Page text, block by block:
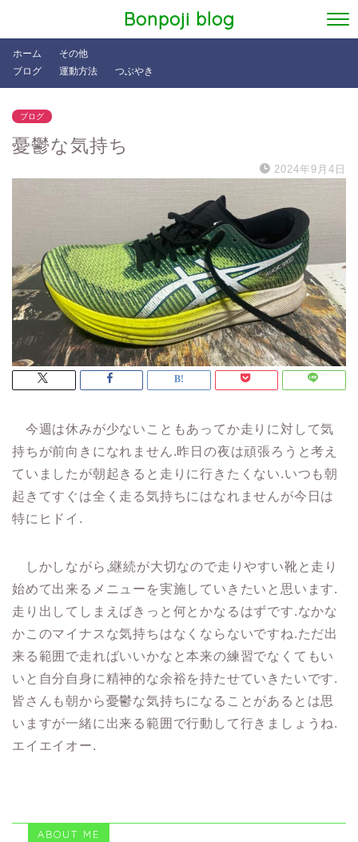
Bonpoji blog
ホーム
ブログ
その他
運動方法
つぶやき
ブログ
憂鬱な気持ち
2024年9月4日
今週は休みが少ないこともあってか走りに対して気
持ちが前向きになれません.昨日の夜は頑張ろうと考え
ていましたが朝起きると走りに行きたくない.いつも朝
起きてすぐは全く走る気持ちにはなれませんが今日は
特にヒドイ.
しかしながら,継続が大切なので走りやすい靴と走り
始めて出来るメニューを実施していきたいと思います.
走り出してしまえばきっと何とかなるはずです.なかな
かこのマイナスな気持ちはなくならないですね.ただ出
来る範囲で走ればいいかなと本来の練習でなくてもい
いと自分自身に精神的な余裕を持たせていきたいです.
皆さんも朝から憂鬱な気持ちになることがあるとは思
いますが一緒に出来る範囲で行動して行きましょうね.
エイエイオー.
ABOUT ME